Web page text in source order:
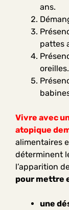
ans.
pattes
oreilles.
Vivre avec
atopique
alimentaires
déterminent
l’apparition
pour mettre
une